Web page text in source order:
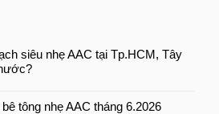
siêu nhẹ AAC tại Tp.HCM, Tây
tông nhẹ AAC tháng 6.2026